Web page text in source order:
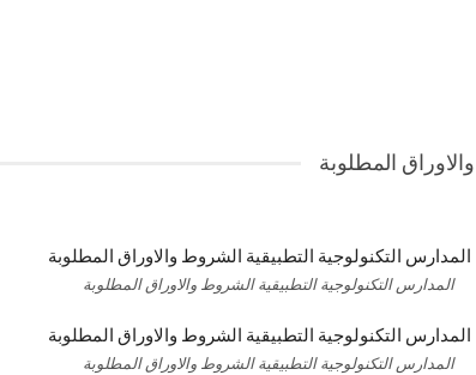
المدارس التكنولوجية التطبيقية الشروط والاوراق المطلوبة
المدارس التكنولوجية التطبيقية الشروط والاوراق المطلوبة